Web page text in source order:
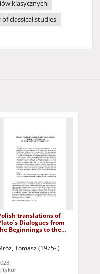
klasycznych
classical studies
translations of
Dialogues from
Beginnings to the
Tomasz (1975- )